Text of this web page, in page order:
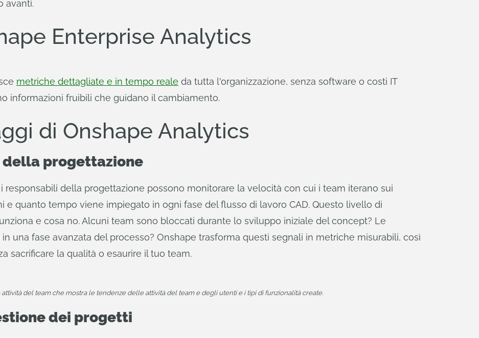
avanti.
Enterprise Analytics
metriche dettagliate e in tempo reale da tutta l'organizzazione, senza software o costi IT
informazioni fruibili che guidano il cambiamento.
di Onshape Analytics
della progettazione
responsabili della progettazione possono monitorare la velocità con cui i team iterano sui
e quanto tempo viene impiegato in ogni fase del flusso di lavoro CAD. Questo livello di
e cosa no. Alcuni team sono bloccati durante lo sviluppo iniziale del concept? Le
una fase avanzata del processo? Onshape trasforma questi segnali in metriche misurabili, così
sacrificare la qualità o esaurire il tuo team.
del team che mostra le tendenze delle attività del team e degli utenti e i tipi di funzionalità create.
dei progetti